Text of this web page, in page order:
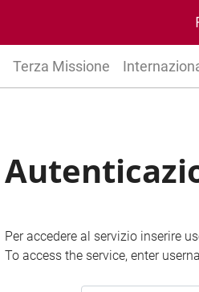
Terza Missione
Per accedere al servizio inserire
To access the service, enter